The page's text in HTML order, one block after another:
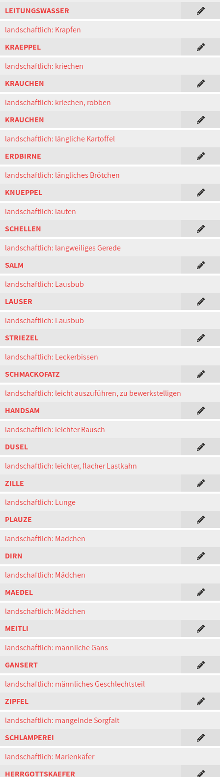
LEITUNGSWASSER
landschaftlich: Krapfen
KRAEPPEL
landschaftlich: kriechen
KRAUCHEN
landschaftlich: kriechen, robben
KRAUCHEN
landschaftlich: längliche Kartoffel
ERDBIRNE
landschaftlich: längliches Brötchen
KNUEPPEL
landschaftlich: läuten
SCHELLEN
landschaftlich: langweiliges Gerede
SALM
landschaftlich: Lausbub
LAUSER
landschaftlich: Lausbub
STRIEZEL
landschaftlich: Leckerbissen
SCHMACKOFATZ
landschaftlich: leicht auszuführen, zu bewerkstelligen
HANDSAM
landschaftlich: leichter Rausch
DUSEL
landschaftlich: leichter, flacher Lastkahn
ZILLE
landschaftlich: Lunge
PLAUZE
landschaftlich: Mädchen
DIRN
landschaftlich: Mädchen
MAEDEL
landschaftlich: Mädchen
MEITLI
landschaftlich: männliche Gans
GANSERT
landschaftlich: männliches Geschlechtsteil
ZIPFEL
landschaftlich: mangelnde Sorgfalt
SCHLAMPEREI
landschaftlich: Marienkäfer
HERRGOTTSKAEFER